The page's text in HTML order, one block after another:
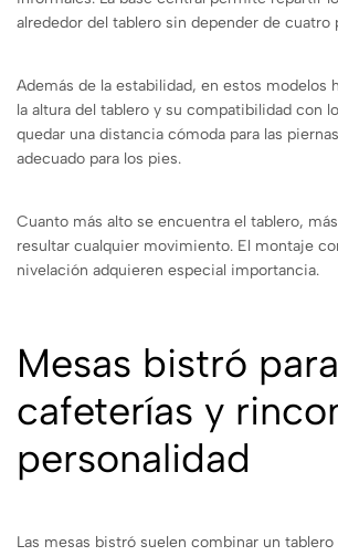
alrededor del tablero sin depender de cuatro
Además de la estabilidad, en estos modelos
la altura del tablero y su compatibilidad con
quedar una distancia cómoda para las
adecuado para los pies.
Cuanto más alto se encuentra el tablero,
resultar cualquier movimiento. El montaje
nivelación adquieren especial importancia.
Mesas bistró para
cafeterías y
personalidad
Las mesas bistró suelen combinar un